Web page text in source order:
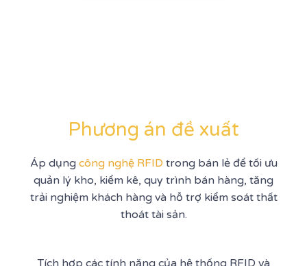
Phương án đề xuất
Áp dụng công nghệ RFID trong bán lẻ để tối ưu
quản lý kho, kiểm kê, quy trình bán hàng, tăng
trải nghiệm khách hàng và hỗ trợ kiểm soát thất
thoát tài sản.
Tích hợp các tính năng của hệ thống RFID và